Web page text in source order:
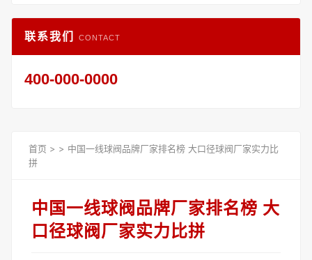
联系我们 CONTACT
400-000-0000
首页 > > 中国一线球阀品牌厂家排名榜 大口径球阀厂家实力比
拼
中国一线球阀品牌厂家排名榜 大
口径球阀厂家实力比拼